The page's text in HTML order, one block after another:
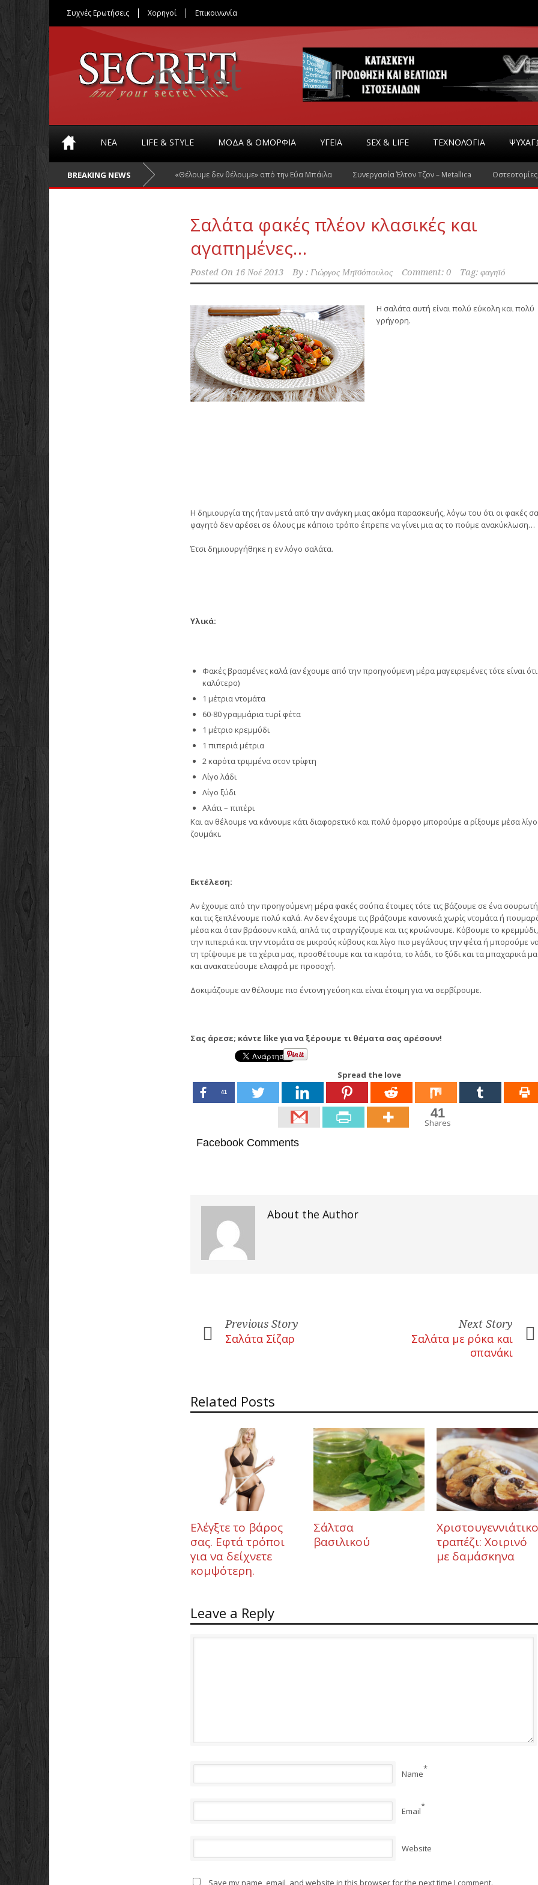
Συχνές Ερωτήσεις Χορηγοί Επικοινωνία
ΝΈΑ LIFE & STYLE ΜΟΔΑ & ΟΜΟΡΦΙΑ ΥΓΕΊΑ SEX & LIFE ΤΕΧΝΟΛΟΓΊΑ
BREAKING NEWS «Θέλουμε δεν θέλουμε» από την Εύα Μπάιλα Συνεργασία Έλτον Τζον – Metallica
Σαλάτα φακές πλέον κλασικές και
αγαπημένες…
Posted On 16 Νοέ 2013 By : Γιώργος Μητσόπουλος Comment: 0 Tag: φαγητό
Η σαλάτα αυτή είναι πολύ εύκολη και πολύ
γρήγορη.
Η δημιουργία της ήταν μετά από την ανάγκη μιας ακόμα παρασκευής, λόγω του ότι οι φακές
φαγητό δεν αρέσει σε όλους με κάποιο τρόπο έπρεπε να γίνει μια ας το πούμε ανακύκλωση…
Έτσι δημιουργήθηκε η εν λόγο σαλάτα.
Υλικά:
Φακές βρασμένες καλά (αν έχουμε από την προηγούμενη μέρα μαγειρεμένες τότε είναι ότι
καλύτερο)
1 μέτρια ντομάτα
60-80 γραμμάρια τυρί φέτα
1 μέτριο κρεμμύδι
1 πιπεριά μέτρια
2 καρότα τριμμένα στον τρίφτη
Λίγο λάδι
Λίγο ξύδι
Αλάτι – πιπέρι
Και αν θέλουμε να κάνουμε κάτι διαφορετικό και πολύ όμορφο μπορούμε α ρίξουμε μέσα λίγο
ζουμάκι.
Εκτέλεση:
Αν έχουμε από την προηγούμενη μέρα φακές σούπα έτοιμες τότε τις βάζουμε σε ένα
και τις ξεπλένουμε πολύ καλά. Αν δεν έχουμε τις βράζουμε κανονικά χωρίς ντομάτα ή
μέσα και όταν βράσουν καλά, απλά τις στραγγίζουμε και τις κρυώνουμε. Κόβουμε το κρεμμύδι,
την πιπεριά και την ντομάτα σε μικρούς κύβους και λίγο πιο μεγάλους την φέτα ή μπορούμε
τη τρίψουμε με τα χέρια μας, προσθέτουμε και τα καρότα, το λάδι, το ξύδι και τα μπαχαρικά
και ανακατεύουμε ελαφρά με προσοχή.
Δοκιμάζουμε αν θέλουμε πιο έντονη γεύση και είναι έτοιμη για να σερβίρουμε.
Σας άρεσε; κάντε like για να ξέρουμε τι θέματα σας αρέσουν!
Spread the love
41
41
Shares
Facebook Comments
About the Author
Previous Story
Σαλάτα Σίζαρ
Next Story
Σαλάτα με ρόκα και
σπανάκι
Related Posts
Ελέγξτε το βάρος
σας. Εφτά τρόποι
για να δείχνετε
κομψότερη.
Σάλτσα
βασιλικού
Χριστουγεννιάτικο
τραπέζι: Χοιρινό
με δαμάσκηνα
Leave a Reply
Name*
Email*
Website